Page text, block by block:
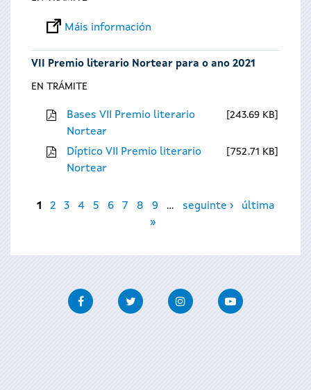
Máis información
VII Premio literario Nortear para o ano 2021
EN TRÁMITE
Bases VII Premio literario
Nortear
243.69 KB
Díptico VII Premio literario
Nortear
752.71 KB
Páxinas
1 2 3 4 5 6 7 8 9 … seguinte ›
última
»
FacebookTwitter InstagramYoutube